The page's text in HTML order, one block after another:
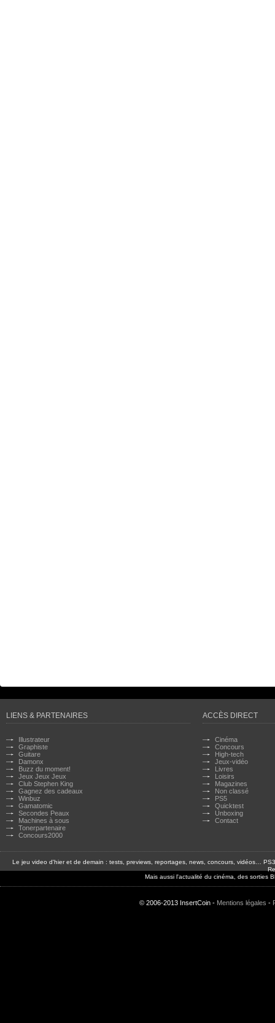
LIENS & PARTENAIRES
Illustrateur
Graphiste
Guitare
Damonx
Buzz du moment!
Jeux Jeux Jeux
Club Stephen King
Gagnez des cadeaux
Winbuz
Gamatomic
Secondes Peaux
Machines à sous
Tonerpartenaire
Concours2000
ACCÈS DIRECT
Cinéma
Concours
High-tech
Jeux-vidéo
Livres
Loisirs
Magazines
Non classé
PS5
Quicktest
Unboxing
Contact
Le jeu video d'hier et de demain : tests, previews, reportages, news, concours, vidéos…
Mais aussi l'actualité du cinéma, des sorties
© 2006-2013 InsertCoin - Mentions légales -